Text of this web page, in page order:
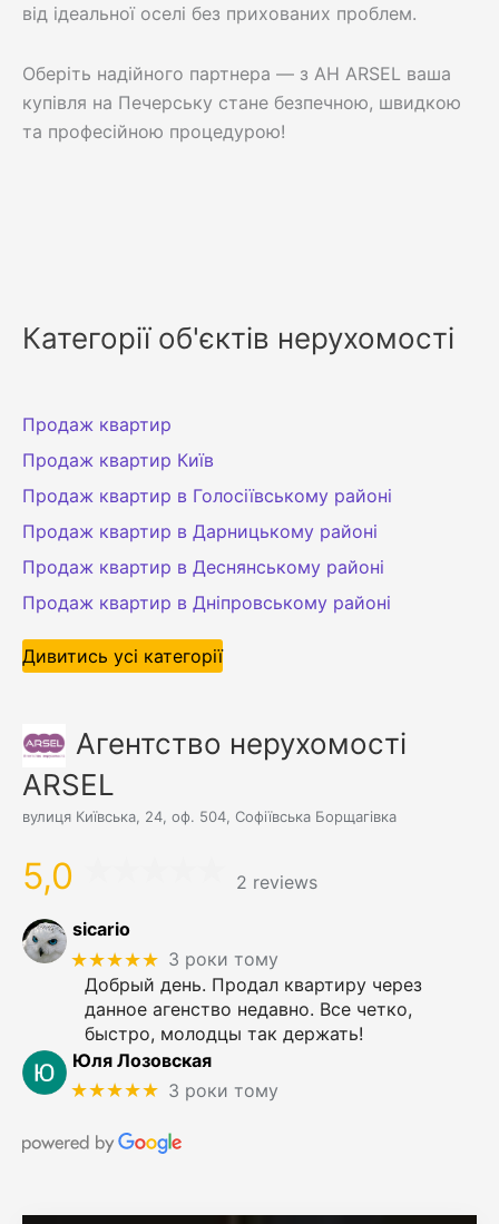
Категорії об'єктів нерухомості
Продаж квартир
Продаж квартир Київ
Продаж квартир в Голосіївському районі
Продаж квартир в Дарницькому районі
Продаж квартир в Деснянському районі
Продаж квартир в Дніпровському районі
Дивитись усі категорії
Агентство нерухомості
ARSEL
вулиця Київська, 24, оф. 504, Софіївська Борщагівка
5,0 2 reviews
sicario
★★★★★ 3 роки тому
Добрый день. Продал квартиру через
данное агенство недавно. Все четко,
быстро, молодцы так держать!
Юля Лозовская
★★★★★ 3 роки тому
від ідеальної оселі без прихованих проблем.
Оберіть надійного партнера — з АН ARSEL ваша
купівля на Печерську стане безпечною, швидкою
та професійною процедурою!